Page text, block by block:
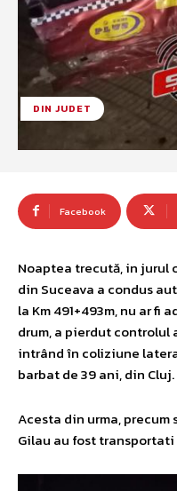
DIN JUDET
Facebook
Noaptea trecută, in jurul
din Suceava a condus
la Km 491+493m, nu ar
drum, a pierdut controlul
intrând în coliziune
barbat de 39 ani, din Cluj.
Acesta din urma, precum
Gilau au fost